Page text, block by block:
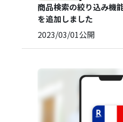
商品検索の絞り込み機
を追加しました
2023/03/01公開